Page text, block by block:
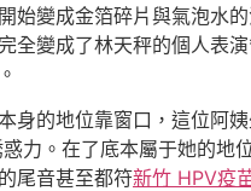
始變成金箔碎片與氣泡水
全變成了林天秤的個人表
身的地位靠窗口，這位阿
力。在了底本屬于她的地
尾音甚至都符新竹 HPV疫